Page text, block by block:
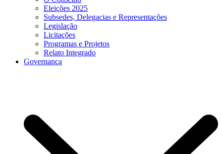
Eleições 2025
Subsedes, Delegacias e Representações
Legislação
Licitações
Programas e Projetos
Relato Integrado
Governança